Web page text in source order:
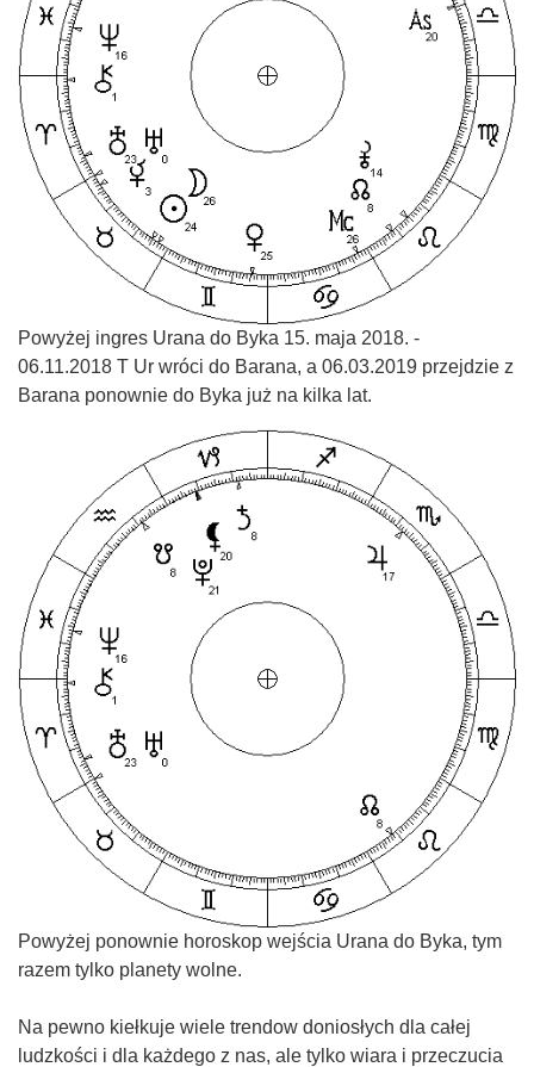
Powyżej ingres Urana do Byka 15. maja 2018. -
06.11.2018 T Ur wróci do Barana, a 06.03.2019 przejdzie z
Barana ponownie do Byka już na kilka lat.
Powyżej ponownie horoskop wejścia Urana do Byka, tym
razem tylko planety wolne.
Na pewno kiełkuje wiele trendow doniosłych dla całej
ludzkości i dla każdego z nas, ale tylko wiara i przeczucia